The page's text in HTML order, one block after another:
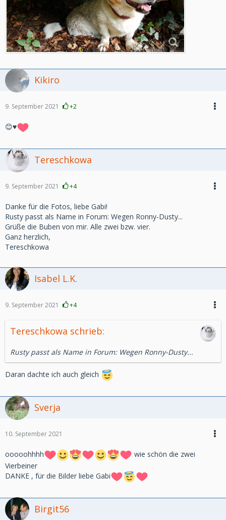
Kikiro
9. September 2021 +2
😊♥️
Tereschkowa
9. September 2021 +4
Danke für die Fotos, liebe Gabi!
Rusty passt als Name in Forum: Wegen Ronny-Dusty...
Grüße die Buben von mir. Alle zwei bzw. vier.
Ganz herzlich,
Tereschkowa
Isabel L.K.
9. September 2021 +4
Tereschkowa schrieb:
Rusty passt als Name in Forum: Wegen Ronny-Dusty...
Daran dachte ich auch gleich
Sverja
10. September 2021
ooooohhhh
wie schön die zwei
Vierbeiner
DANKE , für die Bilder liebe Gabi
Birgit56